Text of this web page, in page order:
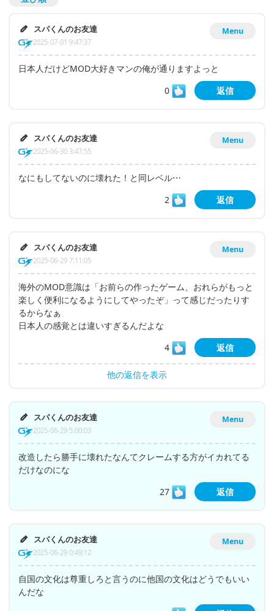
Menu
スパくんのお友達
2025-07-01 9:47:37
日本人だけどMOD大好きマンの俺が通りますよっと
0
返信
Menu
スパくんのお友達
2025-06-30 3:47:55
なにもしてないのに壊れた！と同レベル⋯
2
返信
Menu
スパくんのお友達
2025-06-29 7:11:05
海外のMOD意識は「お前らの作ったゲーム、おれらがもっと
楽しく便利になるようにしてやったぞ」って感じだったりす
るからなぁ
日本人の感覚とは違いすぎるんだよな
4
返信
他の返信を表示
Menu
スパくんのお友達
2025-06-29 5:00:03
改造したら勝手に壊れたなんてクレームする方がイカれてる
だけなのにな
27
返信
Menu
スパくんのお友達
2025-06-29 0:49:12
自国の文化は尊重しろと言うのに他国の文化はどうでもいい
んだな